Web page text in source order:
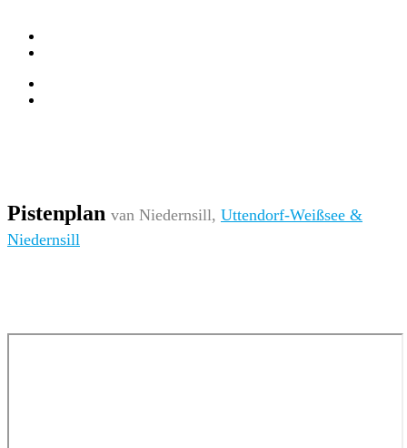
Pistenplan van Niedernsill, Uttendorf-Weißsee &
Niedernsill